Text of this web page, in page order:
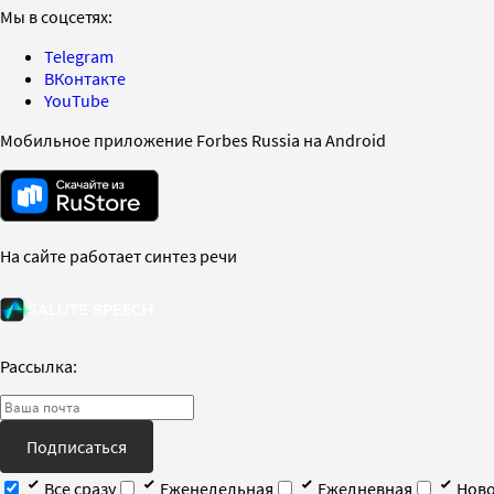
Мы в соцсетях:
Telegram
ВКонтакте
YouTube
Мобильное приложение Forbes Russia на Android
На сайте работает синтез речи
Рассылка:
Подписаться
Все сразу
Еженедельная Ежедневная